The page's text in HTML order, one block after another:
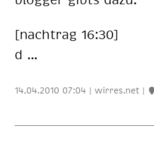
[nach­trag 16:30]
d …
14.04.2010 07:04 | wirres.net |